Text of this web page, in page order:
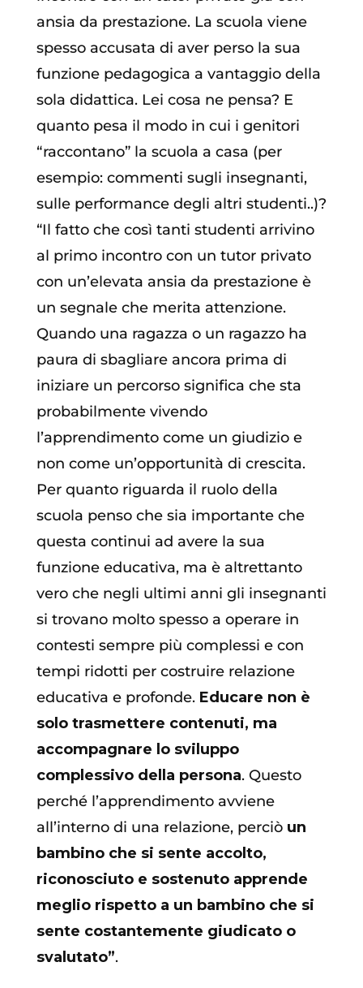
ansia da prestazione. La scuola viene
spesso accusata di aver perso la sua
funzione pedagogica a vantaggio della
sola didattica. Lei cosa ne pensa? E
quanto pesa il modo in cui i genitori
“raccontano” la scuola a casa (per
esempio: commenti sugli insegnanti,
sulle performance degli altri studenti..)?
“Il fatto che così tanti studenti arrivino
al primo incontro con un tutor privato
con un’elevata ansia da prestazione è
un segnale che merita attenzione.
Quando una ragazza o un ragazzo ha
paura di sbagliare ancora prima di
iniziare un percorso significa che sta
probabilmente vivendo
l’apprendimento come un giudizio e
non come un’opportunità di crescita.
Per quanto riguarda il ruolo della
scuola penso che sia importante che
questa continui ad avere la sua
funzione educativa, ma è altrettanto
vero che negli ultimi anni gli insegnanti
si trovano molto spesso a operare in
contesti sempre più complessi e con
tempi ridotti per costruire relazione
educativa e profonde. Educare non è
solo trasmettere contenuti, ma
accompagnare lo sviluppo
complessivo della persona. Questo
perché l’apprendimento avviene
all’interno di una relazione, perciò un
bambino che si sente accolto,
riconosciuto e sostenuto apprende
meglio rispetto a un bambino che si
sente costantemente giudicato o
svalutato”.